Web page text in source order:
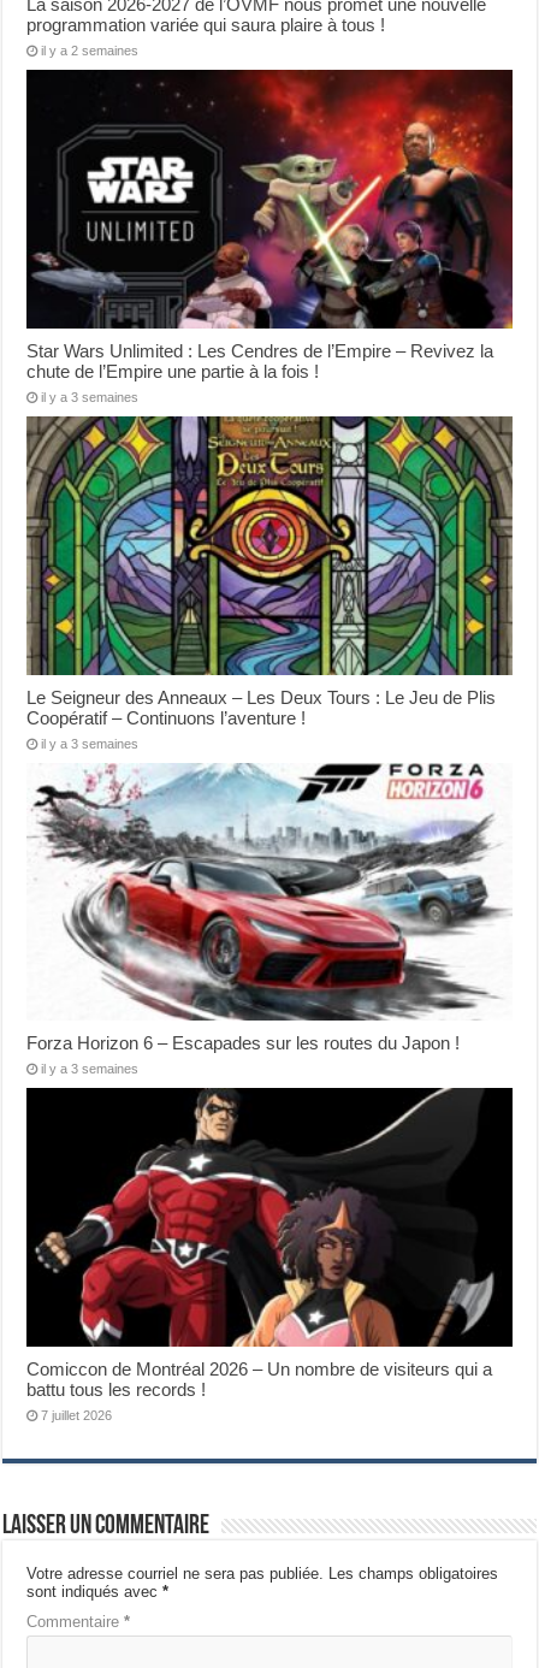
La saison 2026-2027 de l’OVMF nous promet une nouvelle
programmation variée qui saura plaire à tous !
il y a 2 semaines
Star Wars Unlimited : Les Cendres de l’Empire – Revivez la
chute de l’Empire une partie à la fois !
il y a 3 semaines
Le Seigneur des Anneaux – Les Deux Tours : Le Jeu de Plis
Coopératif – Continuons l’aventure !
il y a 3 semaines
Forza Horizon 6 – Escapades sur les routes du Japon !
il y a 3 semaines
Comiccon de Montréal 2026 – Un nombre de visiteurs qui a
battu tous les records !
7 juillet 2026
Laisser un commentaire
Votre adresse courriel ne sera pas publiée. Les champs obligatoires
sont indiqués avec*
Commentaire*